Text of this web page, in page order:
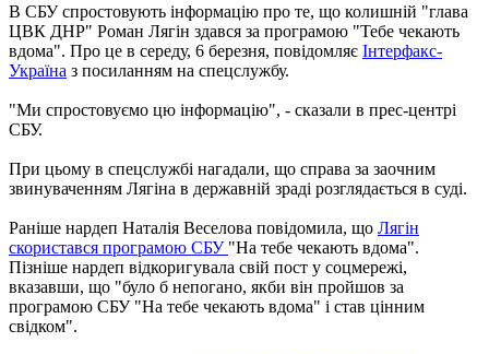
В СБУ спростовують інформацію про те, що колишній "глава
ЦВК ДНР" Роман Лягін здався за програмою "Тебе чекають
вдома". Про це в середу, 6 березня, повідомляє Інтерфакс-
Україна з посиланням на спецслужбу.
"Ми спростовуємо цю інформацію", - сказали в прес-центрі
СБУ.
При цьому в спецслужбі нагадали, що справа за заочним
звинуваченням Лягіна в державній зраді розглядається в суді.
Раніше нардеп Наталія Веселова повідомила, що Лягін
скористався програмою СБУ "На тебе чекають вдома".
Пізніше нардеп відкоригувала свій пост у соцмережі,
вказавши, що "було б непогано, якби він пройшов за
програмою СБУ "На тебе чекають вдома" і став цінним
свідком".